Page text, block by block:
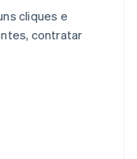
cliques e
contratar